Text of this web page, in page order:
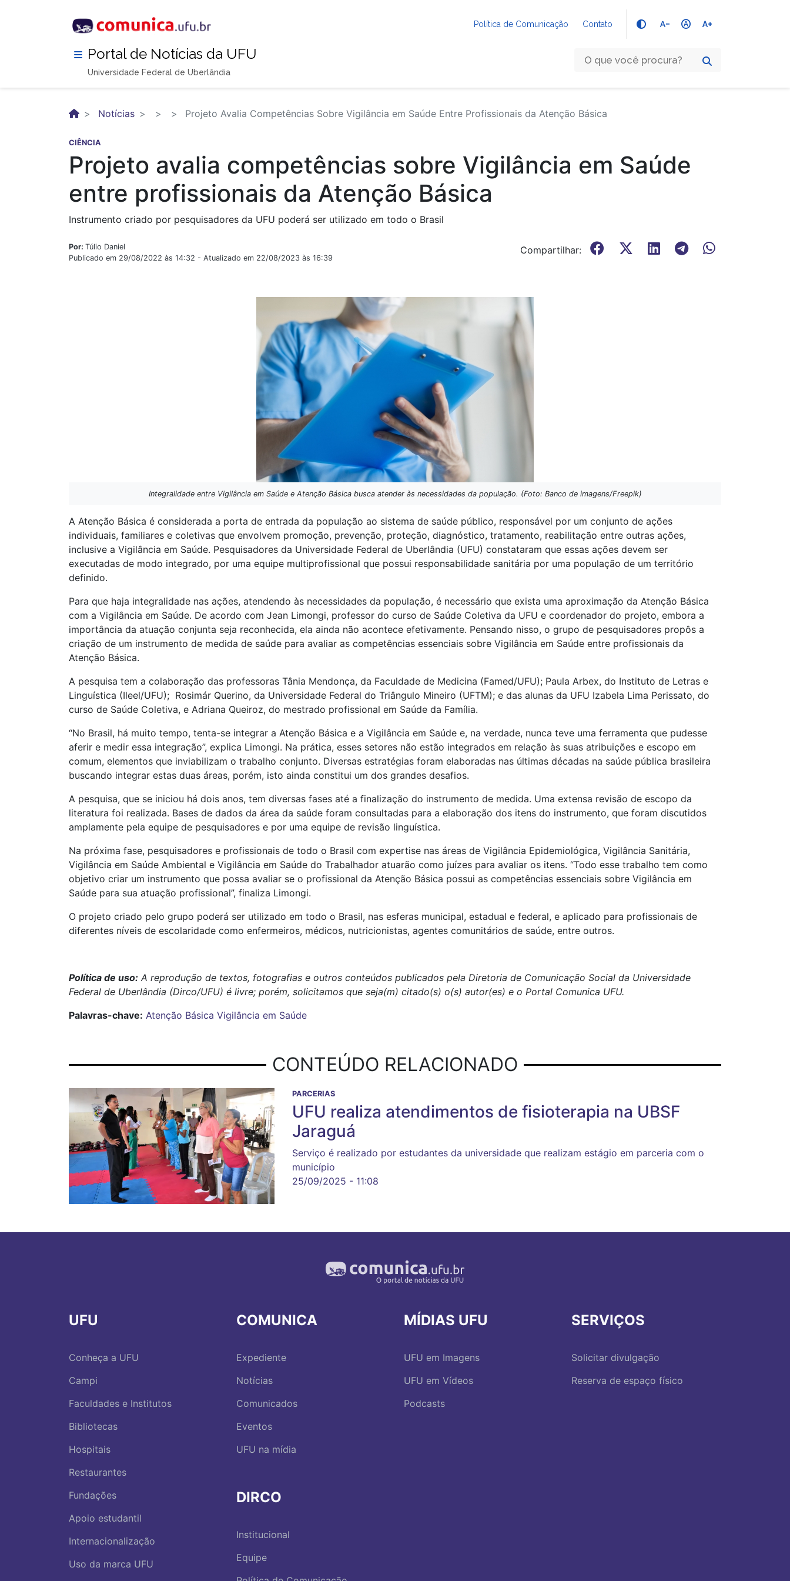
Política de Comunicação Contato text_decrease hdr_auto text_increase
Portal de Notícias da UFU
Universidade Federal de Uberlândia
Notícias Projeto Avalia Competências Sobre Vigilância em Saúde Entre Profissionais da Atenção Básica
CIÊNCIA
Projeto avalia competências sobre Vigilância em Saúde
entre profissionais da Atenção Básica
Instrumento criado por pesquisadores da UFU poderá ser utilizado em todo o Brasil
Por: Túlio Daniel
Publicado em 29/08/2022 às 14:32 - Atualizado em 22/08/2023 às 16:39
Compartilhar:
Integralidade entre Vigilância em Saúde e Atenção Básica busca atender às necessidades da população. (Foto: Banco de imagens/Freepik)
A Atenção Básica é considerada a porta de entrada da população ao sistema de saúde público, responsável por um conjunto de ações
individuais, familiares e coletivas que envolvem promoção, prevenção, proteção, diagnóstico, tratamento, reabilitação entre outras ações,
inclusive a Vigilância em Saúde. Pesquisadores da Universidade Federal de Uberlândia (UFU) constataram que essas ações devem ser
executadas de modo integrado, por uma equipe multiprofissional que possui responsabilidade sanitária por uma população de um território
definido.
Para que haja integralidade nas ações, atendendo às necessidades da população, é necessário que exista uma aproximação da Atenção Básica
com a Vigilância em Saúde. De acordo com Jean Limongi, professor do curso de Saúde Coletiva da UFU e coordenador do projeto, embora a
importância da atuação conjunta seja reconhecida, ela ainda não acontece efetivamente. Pensando nisso, o grupo de pesquisadores propôs a
criação de um instrumento de medida de saúde para avaliar as competências essenciais sobre Vigilância em Saúde entre profissionais da
Atenção Básica.
A pesquisa tem a colaboração das professoras Tânia Mendonça, da Faculdade de Medicina (Famed/UFU); Paula Arbex, do Instituto de Letras e
Linguística (Ileel/UFU); Rosimár Querino, da Universidade Federal do Triângulo Mineiro (UFTM); e das alunas da UFU Izabela Lima Perissato, do
curso de Saúde Coletiva, e Adriana Queiroz, do mestrado profissional em Saúde da Família.
“No Brasil, há muito tempo, tenta-se integrar a Atenção Básica e a Vigilância em Saúde e, na verdade, nunca teve uma ferramenta que pudesse
aferir e medir essa integração”, explica Limongi. Na prática, esses setores não estão integrados em relação às suas atribuições e escopo em
comum, elementos que inviabilizam o trabalho conjunto. Diversas estratégias foram elaboradas nas últimas décadas na saúde pública brasileira
buscando integrar estas duas áreas, porém, isto ainda constitui um dos grandes desafios.
A pesquisa, que se iniciou há dois anos, tem diversas fases até a finalização do instrumento de medida. Uma extensa revisão de escopo da
literatura foi realizada. Bases de dados da área da saúde foram consultadas para a elaboração dos itens do instrumento, que foram discutidos
amplamente pela equipe de pesquisadores e por uma equipe de revisão linguística.
Na próxima fase, pesquisadores e profissionais de todo o Brasil com expertise nas áreas de Vigilância Epidemiológica, Vigilância Sanitária,
Vigilância em Saúde Ambiental e Vigilância em Saúde do Trabalhador atuarão como juízes para avaliar os itens. “Todo esse trabalho tem como
objetivo criar um instrumento que possa avaliar se o profissional da Atenção Básica possui as competências essenciais sobre Vigilância em
Saúde para sua atuação profissional”, finaliza Limongi.
O projeto criado pelo grupo poderá ser utilizado em todo o Brasil, nas esferas municipal, estadual e federal, e aplicado para profissionais de
diferentes níveis de escolaridade como enfermeiros, médicos, nutricionistas, agentes comunitários de saúde, entre outros.
Política de uso: A reprodução de textos, fotografias e outros conteúdos publicados pela Diretoria de Comunicação Social da Universidade
Federal de Uberlândia (Dirco/UFU) é livre; porém, solicitamos que seja(m) citado(s) o(s) autor(es) e o Portal Comunica UFU.
Palavras-chave: Atenção Básica Vigilância em Saúde
CONTEÚDO RELACIONADO
PARCERIAS
UFU realiza atendimentos de fisioterapia na UBSF
Jaraguá
Serviço é realizado por estudantes da universidade que realizam estágio em parceria com o
município
25/09/2025 - 11:08
UFU
Conheça a UFU
Campi
Faculdades e Institutos
Bibliotecas
Hospitais
Restaurantes
Fundações
Apoio estudantil
Internacionalização
Uso da marca UFU
COMUNICA
Expediente
Notícias
Comunicados
Eventos
UFU na mídia
DIRCO
Institucional
Equipe
MÍDIAS UFU
UFU em Imagens
UFU em Vídeos
Podcasts
SERVIÇOS
Solicitar divulgação
Reserva de espaço físico